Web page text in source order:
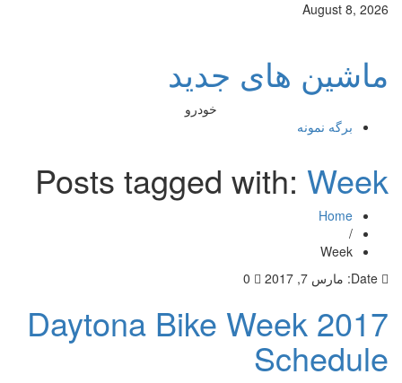
August 8, 2026
ماشین های جدید
خودرو
برگه نمونه
Posts tagged with:Week
Home
/
Week
Date: مارس 7, 2017 0
2017 Daytona Bike Week
Schedule